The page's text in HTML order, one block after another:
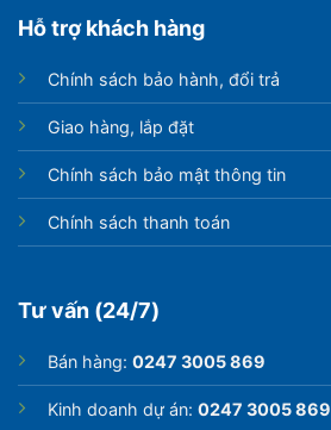
Hỗ trợ khách hàng
Chính sách bảo hành, đổi trả
Giao hàng, lắp đặt
Chính sách bảo mật thông tin
Chính sách thanh toán
Tư vấn (24/7)
Bán hàng: 0247 3005 869
Kinh doanh dự án: 0247 3005 869